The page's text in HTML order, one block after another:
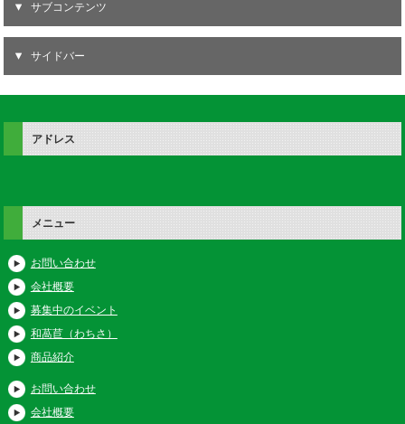
サブコンテンツ
サイドバー
アドレス
メニュー
お問い合わせ
会社概要
募集中のイベント
和萵苣（わちさ）
商品紹介
お問い合わせ
会社概要